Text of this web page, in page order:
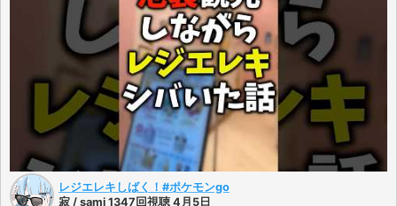
レジエレキしばく！#ポケモンgo
寂 / sami 1347回視聴 4月5日